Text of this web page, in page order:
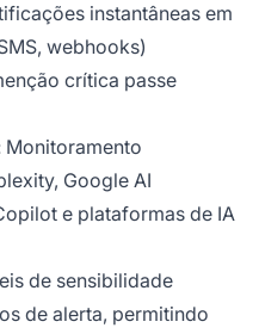
instantâneas em
webhooks)
crítica passe
Monitoramento
Google AI
e plataformas de IA
de sensibilidade
de alerta, permitindo